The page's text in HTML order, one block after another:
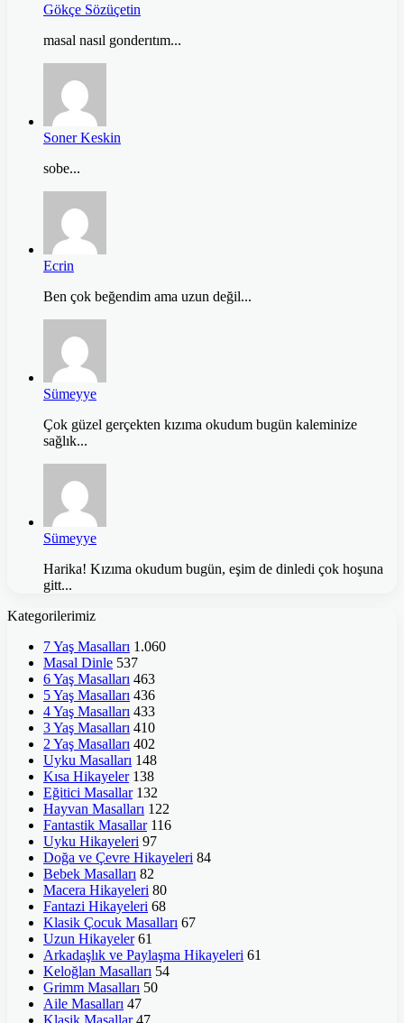
Gökçe Sözüçetin
masal nasıl gonderıtım...
Soner Keskin
sobe...
Ecrin
Ben çok beğendim ama uzun değil...
Sümeyye
Çok güzel gerçekten kızıma okudum bugün kaleminize
sağlık...
Sümeyye
Harika! Kızıma okudum bugün, eşim de dinledi çok hoşuna
gitt...
Kategorilerimiz
7 Yaş Masalları 1.060
Masal Dinle 537
6 Yaş Masalları 463
5 Yaş Masalları 436
4 Yaş Masalları 433
3 Yaş Masalları 410
2 Yaş Masalları 402
Uyku Masalları 148
Kısa Hikayeler 138
Eğitici Masallar 132
Hayvan Masalları 122
Fantastik Masallar 116
Uyku Hikayeleri 97
Doğa ve Çevre Hikayeleri 84
Bebek Masalları 82
Macera Hikayeleri 80
Fantazi Hikayeleri 68
Klasik Çocuk Masalları 67
Uzun Hikayeler 61
Arkadaşlık ve Paylaşma Hikayeleri 61
Keloğlan Masalları 54
Grimm Masalları 50
Aile Masalları 47
Klasik Masallar 47